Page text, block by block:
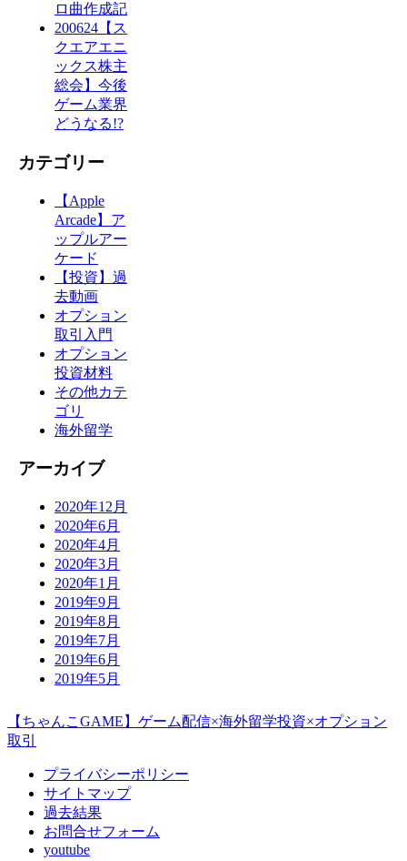
ロ曲作成記
200624【ス
クエアエニ
ックス株主
総会】今後
ゲーム業界
どうなる!?
カテゴリー
【Apple
Arcade】ア
ップルアー
ケード
【投資】過
去動画
オプション
取引入門
オプション
投資材料
その他カテ
ゴリ
海外留学
アーカイブ
2020年12月
2020年6月
2020年4月
2020年3月
2020年1月
2019年9月
2019年8月
2019年7月
2019年6月
2019年5月
【ちゃんこGAME】ゲーム配信×海外留学投資×オプション
取引
プライバシーポリシー
サイトマップ
過去結果
お問合せフォーム
youtube